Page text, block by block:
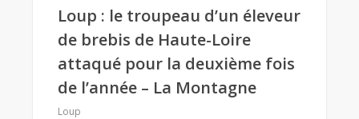
Loup : le troupeau d’un éleveur
de brebis de Haute-Loire
attaqué pour la deuxième fois
de l’année – La Montagne
Loup